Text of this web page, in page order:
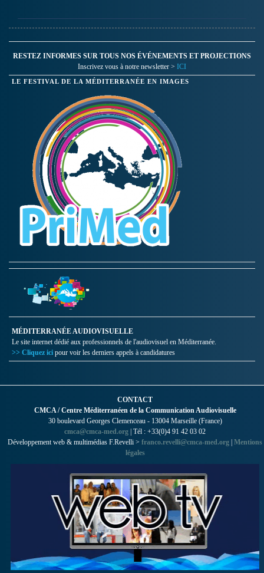
RESTEZ INFORMES SUR TOUS NOS ÉVÉNEMENTS ET PROJECTIONS
Inscrivez vous à notre newsletter > ICI
LE FESTIVAL DE LA MÉDITERRANÉE EN IMAGES
MÉDITERRANÉE AUDIOVISUELLE
Le site internet dédié aux professionnels de l'audiovisuel en Méditerranée.
>> Cliquez ici pour voir les derniers appels à candidatures
CONTACT
CMCA / Centre Méditerranéen de la Communication Audiovisuelle
30 boulevard Georges Clemenceau - 13004 Marseille (France)
cmca@cmca-med.org | Tél : +33(0)4 91 42 03 02
Développement web & multimédias F.Revelli > franco.revelli@cmca-med.org | Mentions
légales